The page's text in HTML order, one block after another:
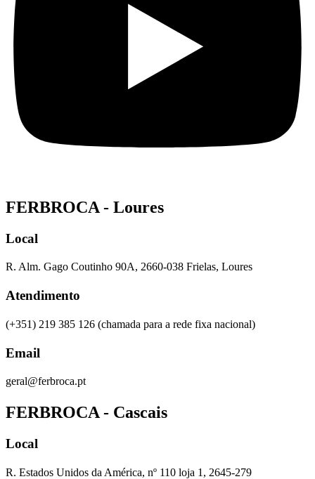
FERBROCA - Loures
Local
R. Alm. Gago Coutinho 90A, 2660-038 Frielas, Loures
Atendimento
(+351) 219 385 126 (chamada para a rede fixa nacional)
Email
geral@ferbroca.pt
FERBROCA - Cascais
Local
R. Estados Unidos da América, nº 110 loja 1, 2645-279